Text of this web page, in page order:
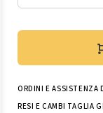
ORDINI E
RESI E CAMBI TAGLIA